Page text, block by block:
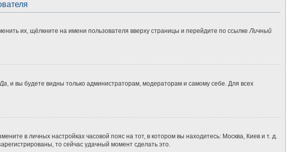
их, щёлкните на имени пользователя вверху страницы и перейдите по ссылке Личный
Да , и вы будете видны только администраторам, модераторам и самому себе. Для всех
в личных настройках часовой пояс на тот, в котором вы находитесь: Москва, Киев и т. д.
то сейчас удачный момент сделать это.